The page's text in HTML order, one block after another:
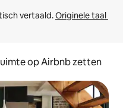
vertaald. Originele taal
op Airbnb zetten